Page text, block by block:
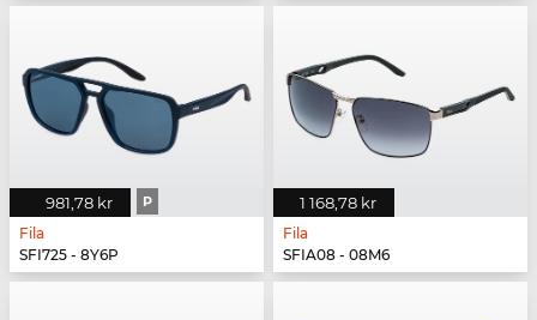
981,78 kr P
Fila
SFI725 - 8Y6P
1 168,78 kr
Fila
SFIA08 - 08M6